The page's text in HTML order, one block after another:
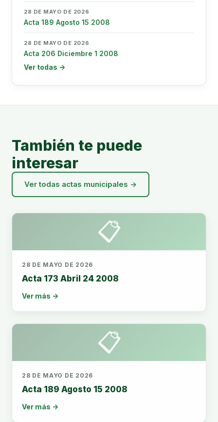
28 DE MAYO DE 2026
Acta 189 Agosto 15 2008
28 DE MAYO DE 2026
Acta 206 Diciembre 1 2008
Ver todas →
También te puede
interesar
Ver todas actas municipales →
📋
28 DE MAYO DE 2026
Acta 173 Abril 24 2008
Ver más →
📋
28 DE MAYO DE 2026
Acta 189 Agosto 15 2008
Ver más →